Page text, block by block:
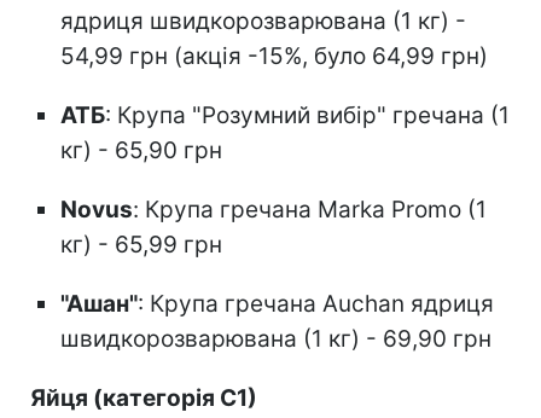
ядриця швидкорозварювана (1 кг) -
54,99 грн (акція -15%, було 64,99 грн)
АТБ: Крупа "Розумний вибір" гречана (1
кг) - 65,90 грн
Novus: Крупа гречана Marka Promo (1
кг) - 65,99 грн
"Ашан": Крупа гречана Auchan ядриця
швидкорозварювана (1 кг) - 69,90 грн
Яйця (категорія С1)